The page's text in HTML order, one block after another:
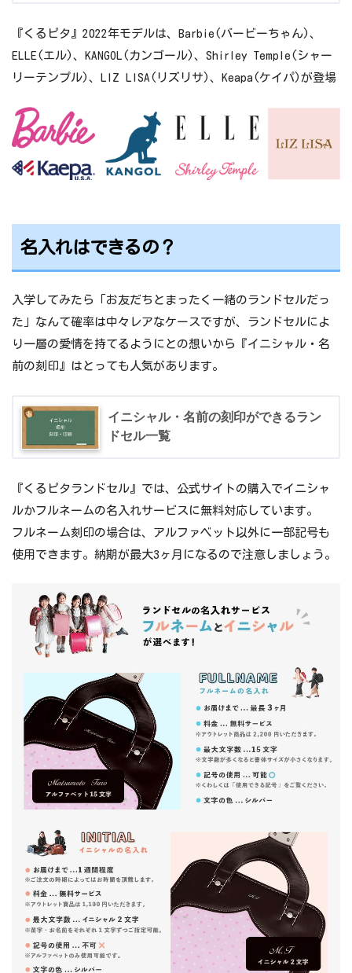
『くるピタ』2022年モデルは、Barbie(バービーちゃん)、
ELLE(エル)、KANGOL(カンゴール)、Shirley Temple(シャー
リーテンプル)、LIZ LISA(リズリサ)、Keapa(ケイパ)が登場
名入れはできるの？
入学してみたら「お友だちとまったく一緒のランドセルだっ
た」なんて確率は中々レアなケースですが、ランドセルによ
り一層の愛情を持てるようにとの想いから『イニシャル・名
前の刻印』はとっても人気があります。
イニシャル・名前の刻印ができるラン
ドセル一覧
『くるピタランドセル』では、公式サイトの購入でイニシャ
ルかフルネームの名入れサービスに無料対応しています。
フルネーム刻印の場合は、アルファベット以外に一部記号も
使用できます。納期が最大3ヶ月になるので注意しましょう。